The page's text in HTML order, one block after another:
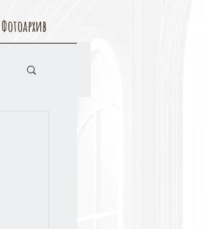
Фотоархив